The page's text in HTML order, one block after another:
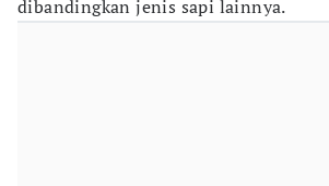
dibandingkan jenis sapi lainnya.